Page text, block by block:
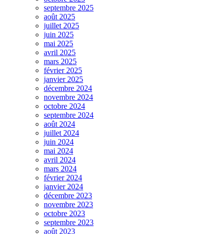
septembre 2025
août 2025
juillet 2025
juin 2025
mai 2025
avril 2025
mars 2025
février 2025
janvier 2025
décembre 2024
novembre 2024
octobre 2024
septembre 2024
août 2024
juillet 2024
juin 2024
mai 2024
avril 2024
mars 2024
février 2024
janvier 2024
décembre 2023
novembre 2023
octobre 2023
septembre 2023
août 2023